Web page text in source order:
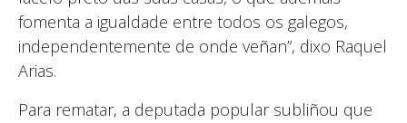
fomenta a igualdade entre todos os galegos,
independentemente de onde veñan”, dixo Raquel
Arias.
Para rematar, a deputada popular subliñou que